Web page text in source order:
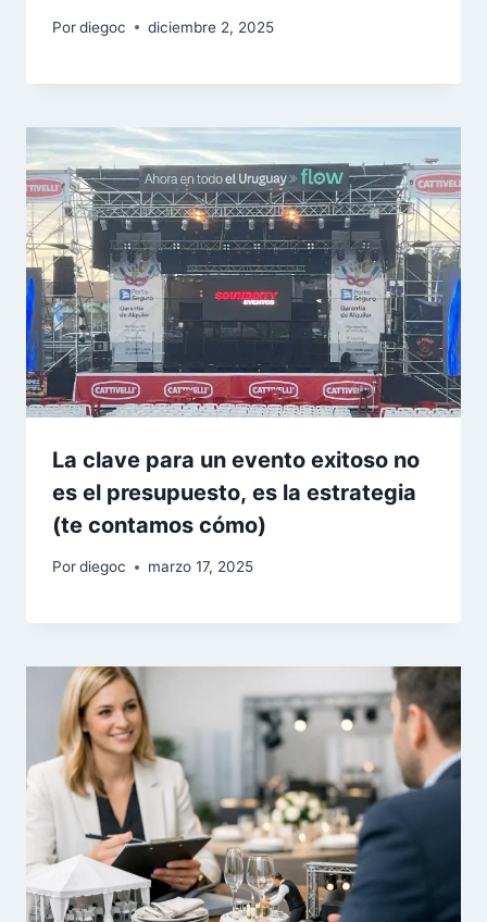
Pordiegoc diciembre 2, 2025
La clave para un evento exitoso no
es el presupuesto, es la estrategia
(te contamos cómo)
Pordiegoc marzo 17, 2025